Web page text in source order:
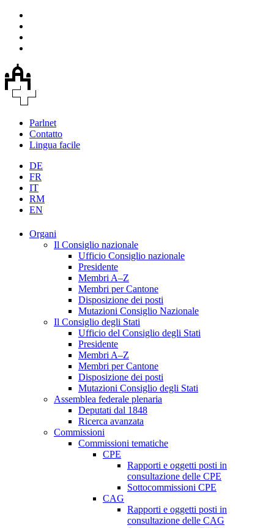
Parlnet
Contatto
Lingua facile
DE
FR
IT
RM
EN
Organi
Il Consiglio nazionale
Ufficio Consiglio nazionale
Presidente
Membri A–Z
Membri per Cantone
Disposizione dei posti
Mutazioni Consiglio Nazionale
Il Consiglio degli Stati
Ufficio del Consiglio degli Stati
Presidente
Membri A–Z
Membri per Cantone
Disposizione dei posti
Mutazioni Consiglio degli Stati
Assemblea federale plenaria
Deputati dal 1848
Ricerca avanzata
Commissioni
Commissioni tematiche
CPE
Rapporti e oggetti posti in
consultazione delle CPE
Sottocommissioni CPE
CAG
Rapporti e oggetti posti in
consultazione delle CAG